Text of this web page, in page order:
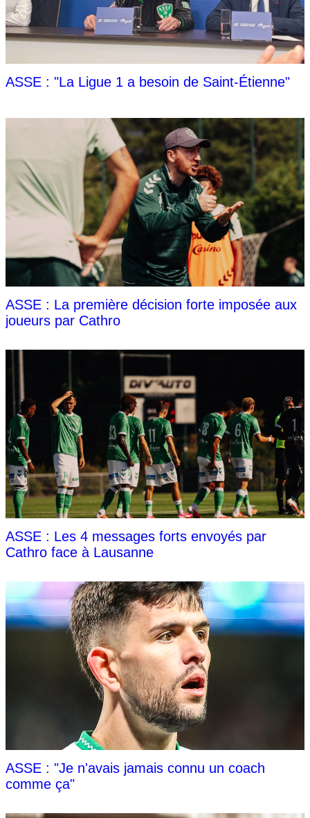
ASSE : "La Ligue 1 a besoin de Saint-Étienne"
ASSE : La première décision forte imposée aux
joueurs par Cathro
ASSE : Les 4 messages forts envoyés par
Cathro face à Lausanne
ASSE : "Je n'avais jamais connu un coach
comme ça"